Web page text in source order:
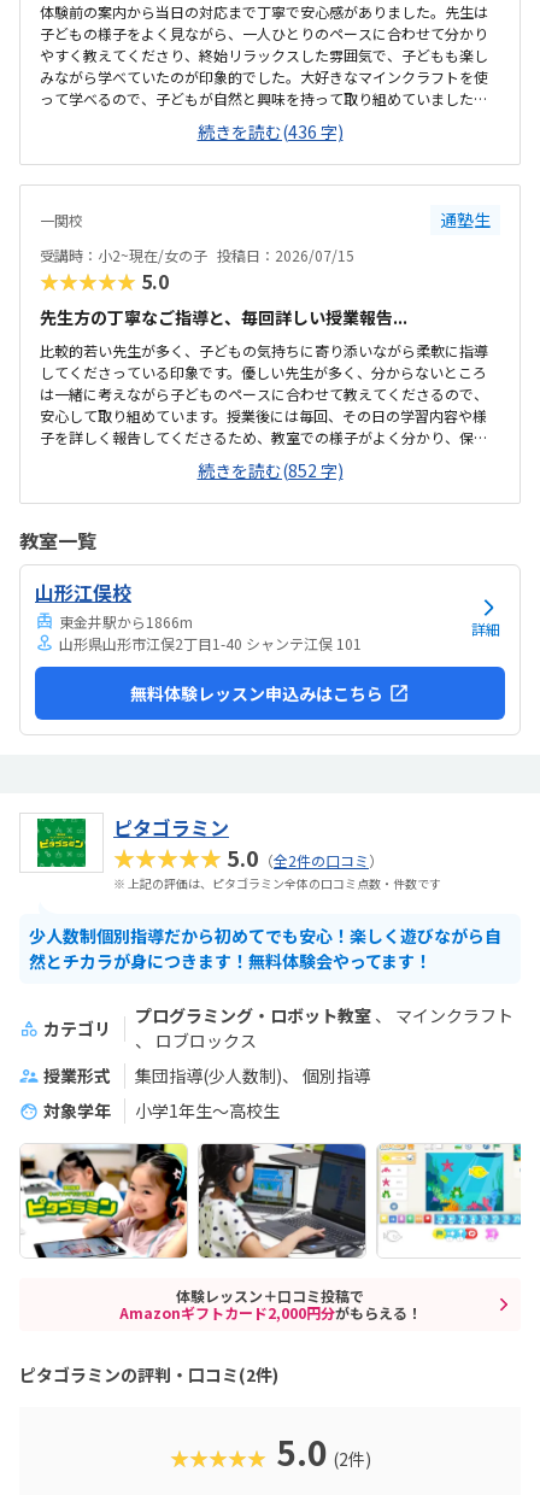
体験前の案内から当日の対応まで丁寧で安心感がありました。先生は
子どもの様子をよく見ながら、一人ひとりのペースに合わせて分かり
やすく教えてくださり、終始リラックスした雰囲気で、子どもも楽し
みながら学べていたのが印象的でした。大好きなマインクラフトを使
って学べるので、子どもが自然と興味を持って取り組めていました。
遊びの延長のような感覚でプログラミングに触れられる内容で、分か
りやすいと感じました。教室の場所も分かりやすく、安心して通えそ
うだと感じました。周辺環境も落ち着いていて、送迎もしやすい印象
でした。アットホームな雰囲気で、広さは大きくなかったですが初め
はありませんが、授業内容やサポートを考えると妥当だと感じまし
た。先生が子どものペースに合わせて丁寧に声を掛けてくださり、安
心して体験できました。子どもも楽しそうに取り組み、積...
続きを読む(436 字)
一関校 通塾生
受講時：小2~現在/女の子 投稿日：2026/07/15
★★★★★ 5.0
先生方の丁寧なご指導と、毎回詳しい授業報告...
比較的若い先生が多く、子どもの気持ちに寄り添いながら柔軟に指導
してくださっている印象です。優しい先生が多く、分からないところ
は一緒に考えながら子どものペースに合わせて教えてくださるので、
安心して取り組めています。授業後には毎回、その日の学習内容や様
子を詳しく報告してくださるため、教室での様子がよく分かり、保護
者としても安心しています。ゲーム感覚で楽しみながらプログラミン
グを学べる教材で、子どもも達成感を感じながら取り組めています。
難しい場面では苦戦することもありますが、自分で見直したり先生と
無料駐車場があり、普段は送迎しやすく便利です。ただ、市の公共施
設内にあるため、イベントや催事がある日は駐車場が満車になること
があります。それ以外は特に不便なく通えています。市の公共施設内の
会議室を利用した教室ですが、施設内は清潔で、トイ...
続きを読む(852 字)
教室一覧
山形江俣校
東金井駅から1866m
山形県山形市江俣2丁目1-40 シャンテ江俣 101
詳細
無料体験レッスン申込みはこちら
ピタゴラミン
★★★★★ 5.0 （全2件の口コミ）
※ 上記の評価は、ピタゴラミン全体の口コミ点数・件数です
少人数制個別指導だから初めてでも安心！楽しく遊びながら自
然とチカラが身につきます！無料体験会やってます！
カテゴリ
プログラミング・ロボット教室
マインクラフト
ロブロックス
授業形式
集団指導(少人数制)
個別指導
対象学年
小学1年生～高校生
体験レッスン＋口コミ投稿で
Amazonギフトカード2,000円分がもらえる！
ピタゴラミンの評判・口コミ(2件)
★★★★★ 5.0 (2件)